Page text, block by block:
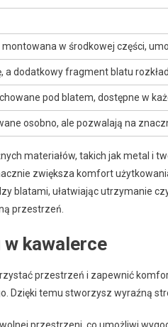
montowana w środkowej części,
a dodatkowy fragment blatu
pod blatem, dostępne w
osobno, ale pozwalają na
materiałów, takich jak metal i
zwiększa komfort
blatami, ułatwiając utrzymanie
przestrzeń.
kawalerce
przestrzeń i zapewnić
Dzięki temu stworzysz wyraźną